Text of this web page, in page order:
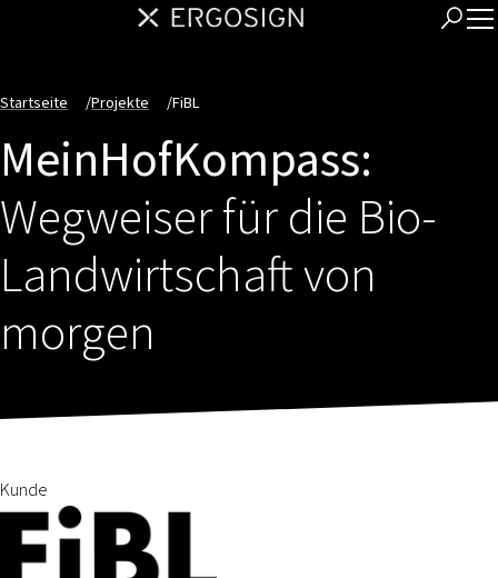
Startseite /Projekte /FiBL
MeinHofKompass:
Wegweiser für die Bio-
Landwirtschaft von
morgen
Kunde